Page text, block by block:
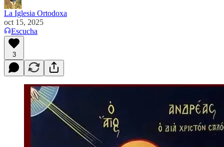
La Iglesia Ortodoxa
oct 15, 2025
Escucha
3